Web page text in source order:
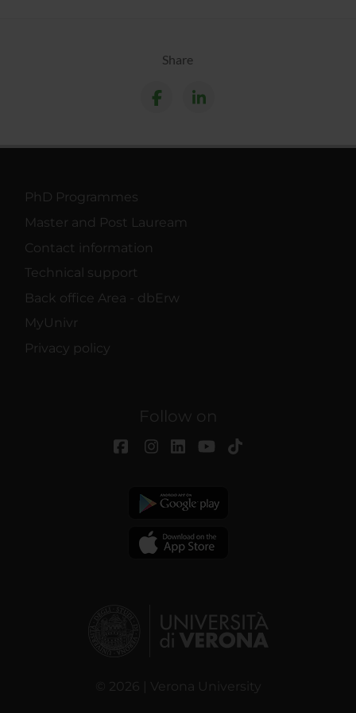
Share
PhD Programmes
Master and Post Lauream
Contact information
Technical support
Back office Area - dbErw
MyUnivr
Privacy policy
Follow on
© 2026 | Verona University